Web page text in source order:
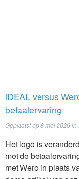
iDEAL versus
betaalervaring
Geplaatst op8 mei 2026in
Het logo is
met de
met Wero in plaats